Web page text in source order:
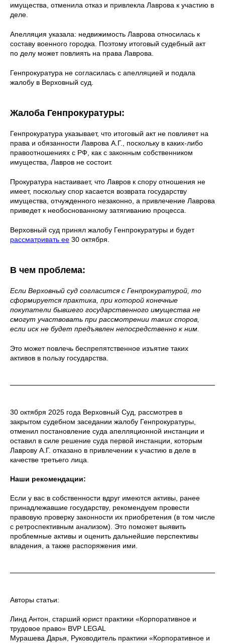
имущества, отменила отказ и привлекла Лаврова к участию в
деле.
Апелляция указала: недвижимость Лаврова относилась к
составу военного городка. Поэтому итоговый судебный акт
по делу может повлиять на права Лаврова.
Генпрокуратура не согласилась с апелляцией и подала
жалобу в Верховный суд.
Жалоба Генпрокуратуры:
Генпрокуратура указывает, что итоговый акт не повлияет на
права и обязанности Лаврова А.Г., поскольку в каких-либо
правоотношениях с РФ, как с законным собственником
имущества, Лавров не состоит.
Прокуратура настаивает, что Лавров к спору отношения не
имеет, поскольку спор касается возврата государству
имущества, отчужденного незаконно, а привлечение Лаврова
приведет к необоснованному затягиванию процесса.
Верховный суд принял жалобу Генпрокуратуры и будет
рассматривать ее 30 октября.
В чем проблема:
Если Верховный суд согласится с Генпрокуратурой, то
сформируется практика, при которой конечные
покупатели бывшего государственного имущества не
смогут участвовать при рассмотрении таких споров,
если иск не будет предъявлен непосредственно к ним.
Это может повлечь беспрепятственное изъятие таких
активов в пользу государства.
30 октября 2025 года Верховный Суд, рассмотрев в
закрытом судебном заседании жалобу Генпрокуратуры,
отменил постановление суда апелляционной инстанции и
оставил в силе решение суда первой инстанции, которым
Лаврову А.Г. отказано в привлечении к участию в деле в
качестве третьего лица.
Наши рекомендации:
Если у вас в собственности вдруг имеются активы, ранее
принадлежавшие государству, рекомендуем провести
правовую проверку законности их приобретения (в том числе
с ретроспективным анализом). Это поможет выявить
проблемные активы и оценить дальнейшие перспективы
владения, а также распоряжения ими.
Авторы статьи:
Линд Антон, старший юрист практики «Корпоративное и
трудовое право» BVP LEGAL
Мурашева Дарья, Руководитель практики «Корпоративное и